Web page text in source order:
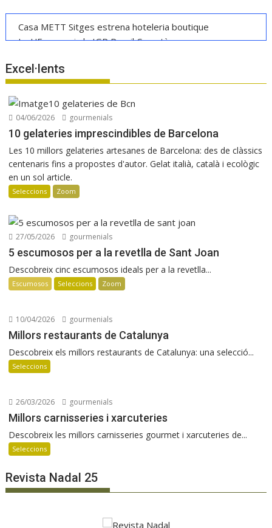
Casa METT Sitges estrena hoteleria boutique
La UE reconeix la IGP Pernil Cerretà
Les Manyes 2021 de Terroir al Límit
Manuel Raventós Negra Magnum 2018
Osteria Condal obre a Barcelona
Excel·lents
04/06/2026 gourmenials
10 gelateries imprescindibles de Barcelona
Les 10 millors gelateries artesanes de Barcelona: des de clàssics
centenaris fins a propostes d'autor. Gelat italià, català i ecològic
en un sol article.
Seleccions Zoom
27/05/2026 gourmenials
5 escumosos per a la revetlla de Sant Joan
Descobreix cinc escumosos ideals per a la revetlla...
Escumosos Seleccions Zoom
10/04/2026 gourmenials
Millors restaurants de Catalunya
Descobreix els millors restaurants de Catalunya: una selecció...
Seleccions
26/03/2026 gourmenials
Millors carnisseries i xarcuteries
Descobreix les millors carnisseries gourmet i xarcuteries de...
Seleccions
Revista Nadal 25